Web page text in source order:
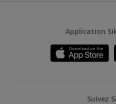
Application
Suivez